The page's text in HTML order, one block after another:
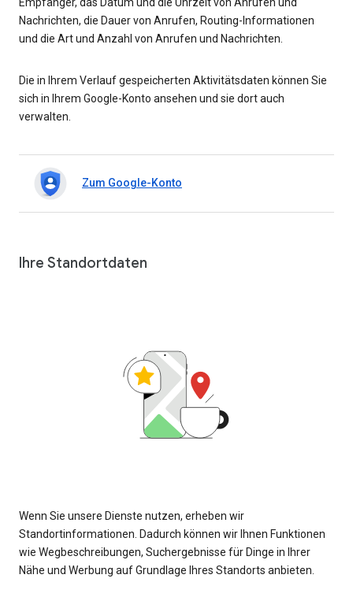
Empfänger, das Datum und die Uhrzeit von Anrufen und
Nachrichten, die Dauer von Anrufen, Routing-Informationen
und die Art und Anzahl von Anrufen und Nachrichten.
Die in Ihrem Verlauf gespeicherten Aktivitätsdaten können Sie
sich in Ihrem Google-Konto ansehen und sie dort auch
verwalten.
Zum Google-Konto
Ihre Standortdaten
Wenn Sie unsere Dienste nutzen, erheben wir
Standortinformationen. Dadurch können wir Ihnen Funktionen
wie Wegbeschreibungen, Suchergebnisse für Dinge in Ihrer
Nähe und Werbung auf Grundlage Ihres Standorts anbieten.